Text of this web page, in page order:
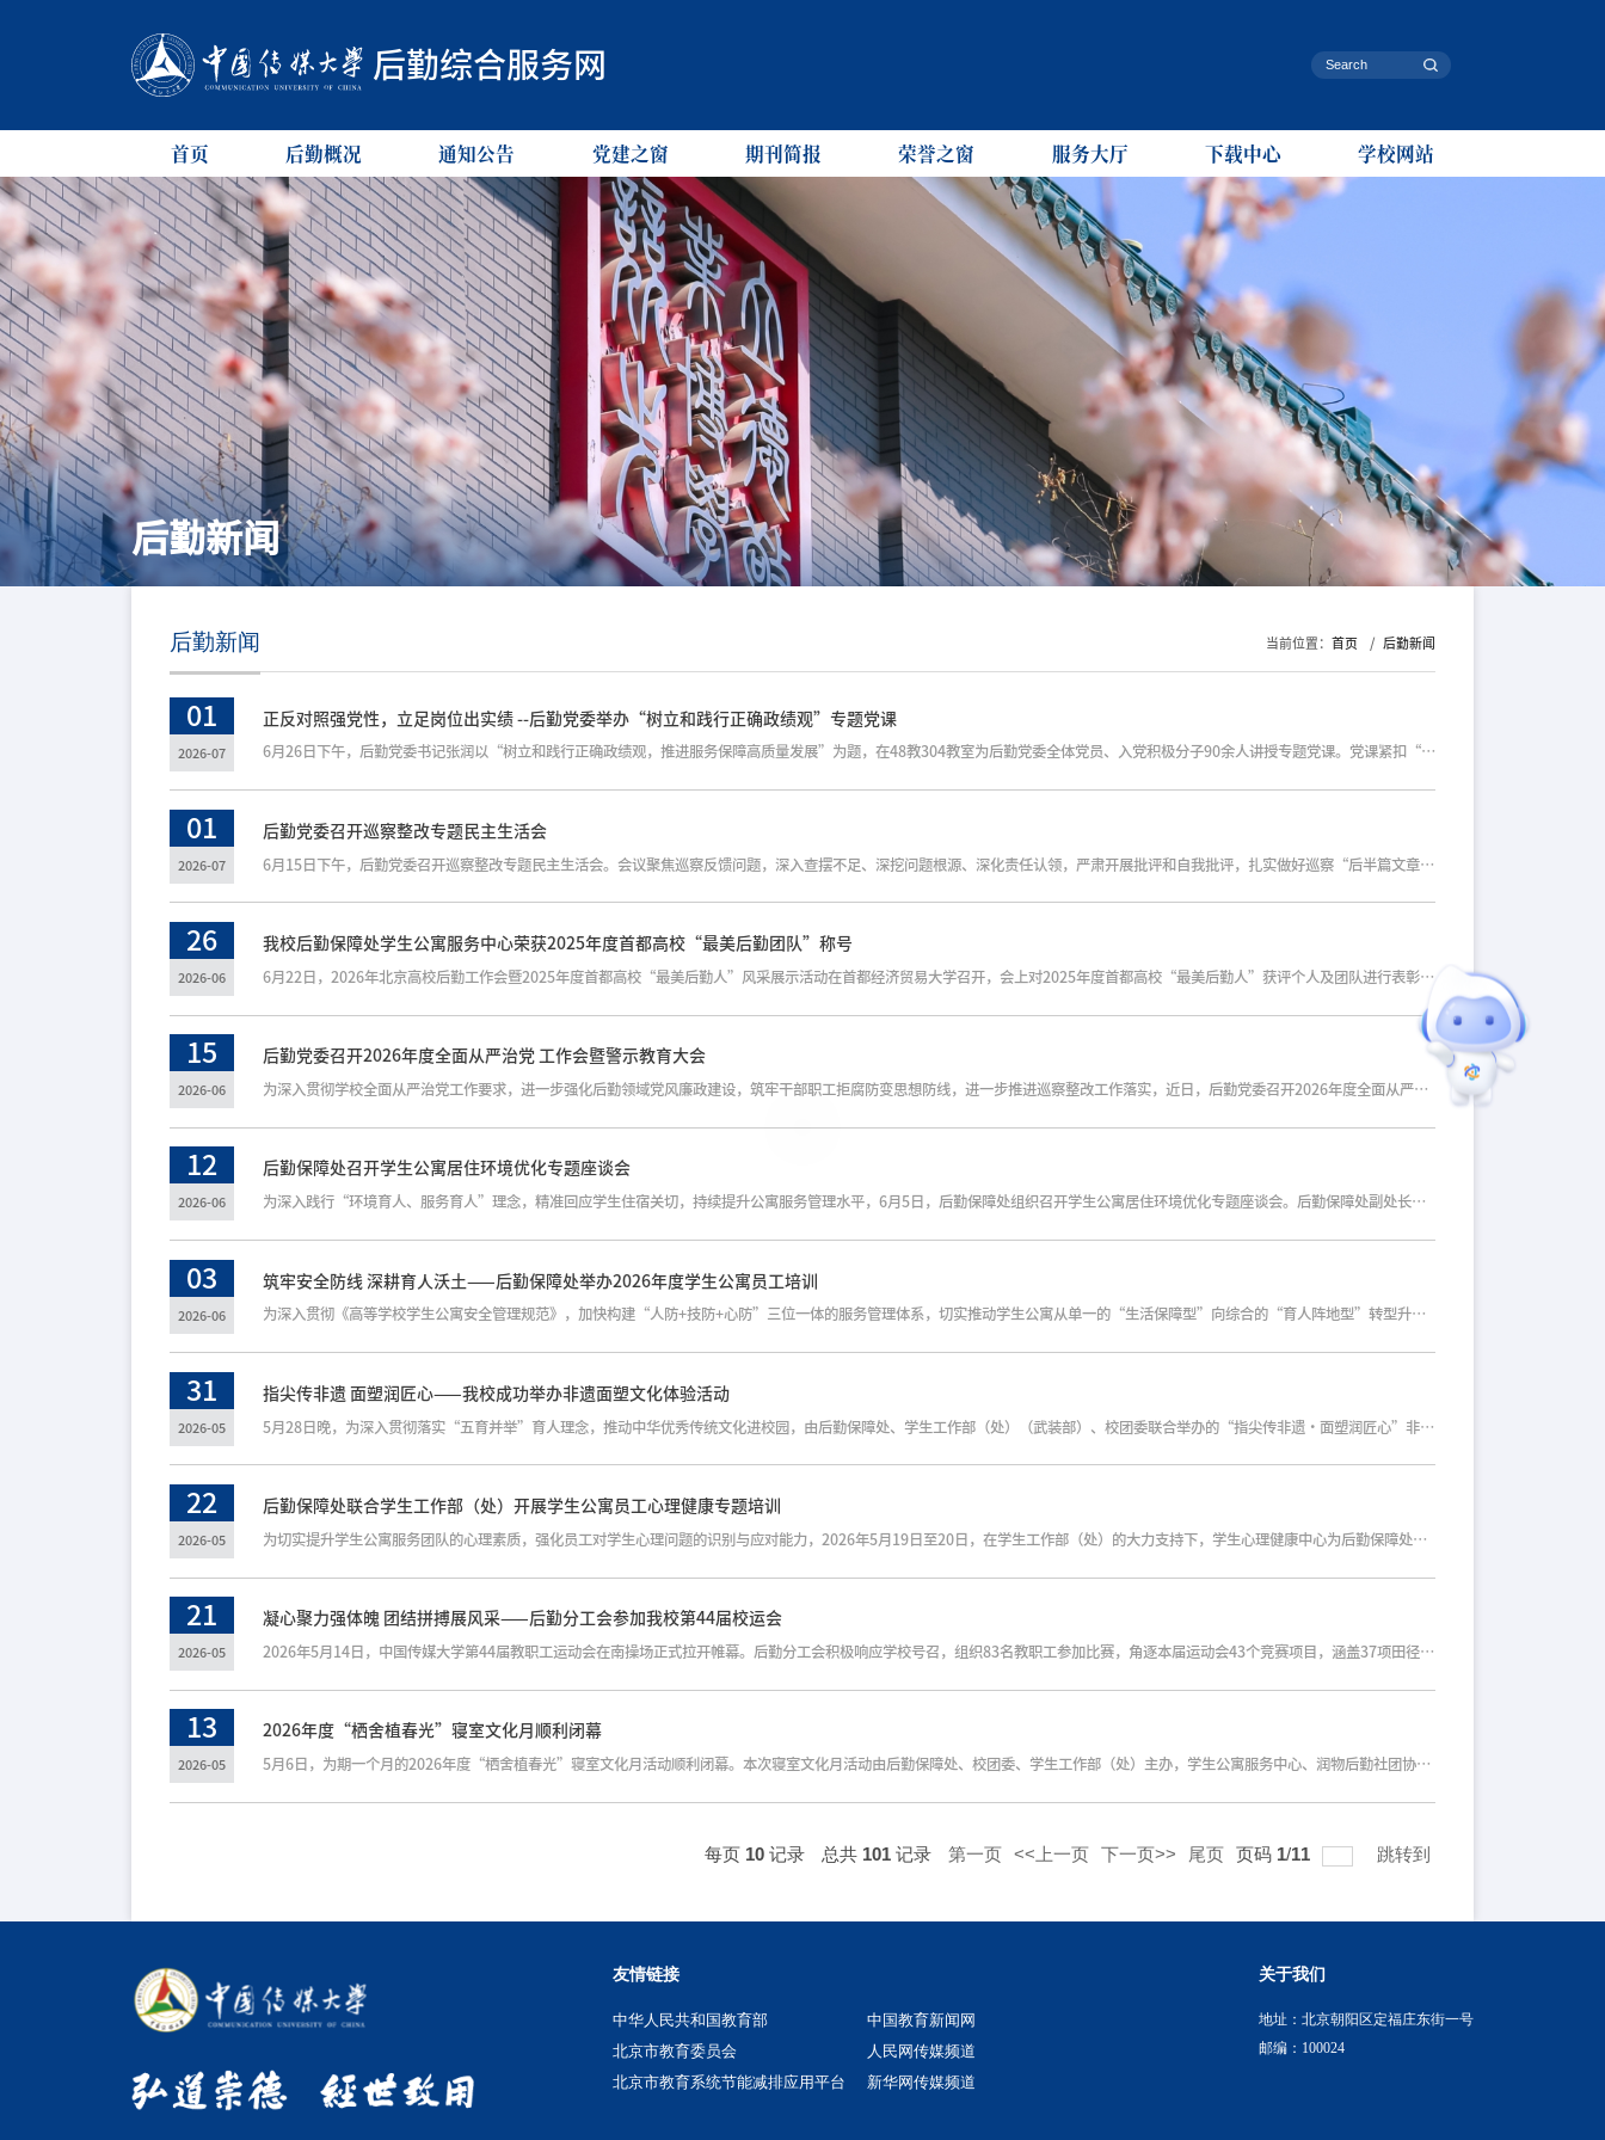
后勤综合服务网
首页 后勤概况 通知公告 党建之窗 期刊简报 荣誉之窗 服务大厅 下载中心 学校网站
后勤新闻
当前位置： 首页 后勤新闻
后勤新闻
01
2026-07
正反对照强党性，立足岗位出实绩 --后勤党委举办“树立和践行正确政绩观”专题党课
6月26日下午，后勤党委书记张润以“树立和践行正确政绩观，推进服务保障高质量发展”为题，在48教304教室为后勤党委全体党员、入党积极分子90余人讲授专题党课。党课紧扣“立党为公、为民造福、科学决策、真抓实干”总要求，系统阐释了正确政绩观的理论内涵与历史脉络。从我国古代政绩观中廉洁奉公、为政以德、以民为本等核心理念，到百年辉煌历程中国共产党政绩观从“为民革命”到“为民造福”的历史演变，进行了全面梳理。授课中，张润书记以周恩来、张思德、焦裕禄、孔繁森、黄文秀等正面先进典型为例，生动诠释了共产党人“全心全意为人民服务”的初心使命和“为民造福是最大政绩”“为官一任，造福一方”的担当作为；重点学习了《共产党员习近平》，习近平总书记入党52年来，始终以共产党员的赤诚之心，践行着“让人民过上好日子”的初心与承诺，为我们更好地服务师生树立了光辉典范。同时，又以地方文旅项目盲目跟风、高校后勤领域违纪违法反面案例为戒，深入剖析政绩观偏差的问题成因、实际危害和防范举措，以案为鉴、以案促治。通过正反对照，深刻警示全体人员：服务保障工作天天与财物打交道，手中的“办事权”绝不可逾越法纪底线；“小吃小喝”往往是“
01
2026-07
后勤党委召开巡察整改专题民主生活会
6月15日下午，后勤党委召开巡察整改专题民主生活会。会议聚焦巡察反馈问题，深入查摆不足、深挖问题根源、深化责任认领，严肃开展批评和自我批评，扎实做好巡察“后半篇文章”。第二巡察组组长李宸屹、副组长王洋、联络员栾天天，党委巡察工作办公室副主任王飞可，校纪委办公室蔡梦迪到会指导。后勤党委书记张润主持会议，后勤保障处处长江帆、校医院副院长董艳平及后勤保障处领导班子成员参加会议。会上，张润代表后勤领导班子作对照检查，从学深悟透、系统谋划、攻坚克难、组织保障等四个方面认真查摆问题，深刻剖析问题根源，明确整改举措。随后，班子成员逐一进行个人对照检查发言，坚持把自己摆进去、把职责摆进去、把工作摆进去。自我批评开门见山、直面问题、不遮不掩，相互批评开诚布公、坦诚中肯、直指要害。会议达到了统一思想、增进团结、改进工作的预期效果。第二巡察组组长李宸屹充分肯定了后勤党委整改工作成效，强调要以刀刃向内的勇气推进整改，针对重难点问题强化机制建设，实行阶段性推进与动态微调相结合，注重形成“党建带工建、工建促党建”的工作格局。副组长王洋指出，整改要善于举一反三，建议客观区分用电发展与浪费的关系，优化节能分析，更安全
26
2026-06
我校后勤保障处学生公寓服务中心荣获2025年度首都高校“最美后勤团队”称号
6月22日，2026年北京高校后勤工作会暨2025年度首都高校“最美后勤人”风采展示活动在首都经济贸易大学召开，会上对2025年度首都高校“最美后勤人”获评个人及团队进行表彰与经验交流，我校后勤保障处学生公寓服务中心荣获“最美后勤团队”称号。校长助理金炜、后勤保障处长江帆出席此次会议。此次荣获首都高校“最美后勤团队”称号，既是对我校学生公寓服务中心长期以来深耕一线、默默奉献的高度肯定，更是对后勤保障处持续深化“服务育人”理念、不断提升治理效能的有力鞭策。一直以来，学生公寓服务中心坚守“安全保障、服务育人”主线，常态化落实公寓巡楼与隐患排查机制，定期开展安全培训、消防演练，多次高效处置公寓突发险情，牢牢守住学生住宿安全底线；团队创新“思政+服务”共建模式，联动培养单位将公寓服务实景转化为思政教育素材，依托“一站式”学生社区、“码上提”诉求平台优化住宿配套服务与办事流程，日常主动为学生提供寻物、送医、衣物缝补等暖心帮扶，以精细化、有温度的服务守护全体学子在校生活。长期以来，后勤保障处在学校党委的统筹领导下，守牢安全底线、优化暖心服务、深耕育人阵地，推动后勤工作从“基础保障型”向“综合育人型
15
2026-06
后勤党委召开2026年度全面从严治党 工作会暨警示教育大会
为深入贯彻学校全面从严治党工作要求，进一步强化后勤领域党风廉政建设，筑牢干部职工拒腐防变思想防线，进一步推进巡察整改工作落实，近日，后勤党委召开2026年度全面从严治党工作会暨警示教育大会。党委常委、副校长李新军，校长助理金炜出席会议。后勤党委委员、纪委委员，各党支部书记、纪检委员，后勤保障处各部门主任，以及负责采购、工程、资产管理等关键岗位人员共计31人参加会议。会议由后勤保障处处长江帆主持。会上，李新军在讲话中充分肯定了后勤保障处在服务保障学校发展大局中取得的成绩，同时也指出了当前后勤在招标采购、工程管理、服务监管等领域面临的挑战与风险。他强调，要高度重视学校巡察发现的四大类、11个主要问题、51个具体问题，认真深入整改，杜绝表面文章。后勤是廉洁问题易发高发领域，全体干部职工要警钟长鸣、引以为戒、洁身自好，不要存有侥幸心理。希望后勤和校医院的干部能够始终坚守忠诚、干净、担当的本色，强化担当、攻坚克难，持续巩固风清气正的良好生态，以全面从严治党的新成效为学校的新征程建设保驾护航，也为学校事业高质量发展提供更加坚实可靠的服务保障。学校纪委副书记、纪委办公室主任闫磊凡对照全校树立和践行正
12
2026-06
后勤保障处召开学生公寓居住环境优化专题座谈会
为深入践行“环境育人、服务育人”理念，精准回应学生住宿关切，持续提升公寓服务管理水平，6月5日，后勤保障处组织召开学生公寓居住环境优化专题座谈会。后勤保障处副处长王莉，学生公寓服务中心、校园管理中心相关负责人，以及来自各学院的23名学生代表，围绕住宿设施升级、居住环境改善、维修服务提质等展开面对面交流。本次座谈会坚持问题导向，校团委学生权益部全程参与支持。会前，学权部牵头开展线上问卷调研，广泛收集学生诉求，累计回收有效问卷130份。相关问题按公寓区域分类梳理、提前对接各公寓区负责人，为会议高效推进做好充分准备。会上，学生代表结合调研结果与住宿体验，就宿舍硬件老化、公共区域管理、报修响应效率及生活配套完善等方面积极建言献策。针对学生代表反映的各类诉求，后勤相关负责人现场逐一回应，并详细介绍后续工作安排。硬件设施提升方面，可立即整改的问题当场落实；公寓整体升级改造已完成统筹规划，将纳入暑期专项工程推进。服务与管理上，后勤保障处将简化报修流程、开设紧急维修绿色通道，同步完善维修回访机制，确保维修服务可追溯、可评价；规范夜间出入管理，推进门禁智能升级；加强公寓卫生保洁与日常消杀，进一步优化居住
03
2026-06
筑牢安全防线 深耕育人沃土——后勤保障处举办2026年度学生公寓员工培训
为深入贯彻《高等学校学生公寓安全管理规范》，加快构建“人防+技防+心防”三位一体的服务管理体系，切实推动学生公寓从单一的“生活保障型”向综合的“育人阵地型”转型升级，2026年5月27日、29日，后勤保障处在博学楼分两批次举办了2026年度学生公寓员工培训。后勤党委书记张润，后勤保障处处长江帆，后勤党委副书记、后勤保障处副处长王莉出席活动，90余名公寓一线员工全员参训。培训开始，江帆作动员讲话。他充分肯定了本次培训的必要性，指出宿管人员身处公寓服务一线，要处置学生各类日常事务和突发情况，这对员工的综合处置能力提出了更加全面的要求。他勉励大家通过培训明晰工作规范、精进业务本领，持续提质增效，不断提升公寓整体服务管理水平。本次培训由学生公寓服务中心主任李宁主持，她结合赴四川大学、四川师范大学的研修经历，深入剖析了我校公寓服务管理的短板，提出要从“被动防守”转向“主动治理”，通过队伍赋能与安全文化建设提升管理效能。随后，中心副主任李嘉伟围绕宿舍安全开展专项培训，强调“预防为主，应急为辅”，结合真实案例详细讲解了消防知识与器材使用，特别强调了应急处置“黄金3分钟”的重要性。在分享环节，中蓝公寓
31
2026-05
指尖传非遗 面塑润匠心——我校成功举办非遗面塑文化体验活动
5月28日晚，为深入贯彻落实“五育并举”育人理念，推动中华优秀传统文化进校园，由后勤保障处、学生工作部（处）（武装部）、校团委联合举办的“指尖传非遗・面塑润匠心”非遗面塑文化体验活动在北苑餐厅顺利开展。后勤党委书记张润、学生工作部（处）（武装部）副部（处）长孙浩、后勤保障处副处长张启锋出席本次活动。共有36名同学全程沉浸式参与，在动手实践中感受非遗魅力，体悟劳动之美。活动采取“理论讲解+实践操作”相结合的模式，营造了浓厚的育人氛围。后勤保障处饮食服务中心厨师长张东伟首先系统讲解了面塑的历史渊源、流派风格及人文内涵，并巧妙结合中华传统饮食文化，科普了面食知识与和面、发酵、包馅等实用技巧。在实操环节，张东伟通过分步拆解与细致示范，指导同学们运用揉、捏、压、塑等技法，创作出内含香甜豆沙的熊猫、刺猬等萌趣面塑。现场厨师们穿梭于学生之间开展一对一指导，在传授技艺的同时，也将精益求精的劳动态度潜移默化地传递给大家。利用蒸制面塑的间隙，老师还带领同学们制作了逼真的玫瑰花面塑，进一步丰富了创作体验。当热气腾腾的面塑新鲜出炉，同学们品尝着自己亲手制作的劳动成果，清甜的口感收获了一致好评，为非遗体验增添了
22
2026-05
后勤保障处联合学生工作部（处）开展学生公寓员工心理健康专题培训
为切实提升学生公寓服务团队的心理素质，强化员工对学生心理问题的识别与应对能力，2026年5月19日至20日，在学生工作部（处）的大力支持下，学生心理健康中心为后勤保障处学生公寓服务中心员工开展心理健康专题培训活动，90余名公寓一线员工走进“心港湾”参加培训。为确保培训贴合岗位实际，学生心理健康中心结合公寓员工日常工作特点，量身定制培训内容，精心设计活动形式，统筹安排两天时间分批次有序组织参训员工开展学习，全方位保障培训质量与现场成效。活动开始，由柳佳老师带队，组织参训员工实地参观“心港湾”，直观了解功能布局、服务模式与育人定位。随后，陈小晨、路智鹏两位老师在团体教室开展《大学生心理危机的识别与应对》专题授课。围绕心理危机识别与干预的核心知识、关键技巧展开详细讲解，引导公寓员工立足本职岗位，主动关心关爱学生，及时回应学生日常需求。同时，培训还系统讲解了日常沟通技巧、突发事件的应对方法，内容紧密贴合公寓日常管理场景，具有较强的实操性与指导性。专题授课结束后，陈小晨、路智鹏两位老师在“心港湾”活力广场组织了心理互动体验活动。参训员工积极参与、沉浸式感受，在轻松愉悦的氛围中有效释放了工作压力、
21
2026-05
凝心聚力强体魄 团结拼搏展风采——后勤分工会参加我校第44届校运会
2026年5月14日，中国传媒大学第44届教职工运动会在南操场正式拉开帷幕。后勤分工会积极响应学校号召，组织83名教职工参加比赛，角逐本届运动会43个竞赛项目，涵盖37项田径及游泳单项和6项趣味团体项目。后勤健儿积极参与、全力投入，以日常服务保障的踏实作风奔赴赛场，在竞技比拼与集体协作中，展现出后勤队伍质朴务实、凝心聚力、勇于拼搏的精神风貌。运动会开幕式方阵入场环节，后勤分工会队伍英姿飒爽、队列齐整，精神状态饱满昂扬。大家以矫健整齐的步伐、豪迈端庄的仪态亮相入场式，既展现出后勤职工扎根校园服务一线、坚守岗位履职尽责的敬业爱岗本色，也彰显出心系学校、服务师生的协同奋进底色，成为开幕式中一道沉稳大气、独具风采的风景。赛场内外，参赛教职工秉持重在参与、挑战自我的决心全力以赴，田径赛场与游泳池边相映成辉，竞技拼搏与团队协作相融共促，无论是田径赛场的速度耐力与力量技巧，还是游泳选手的劈波斩浪，再有趣味集体项目的默契配合、聚力向前，处处尽显后勤人顽强拼搏、团结共进的争先作风。各类竞技项目奋勇比拼、全力参与，尽显昂扬姿态；六大趣味团体项目凝心聚力、配合默契，各组队员步调统一、协作并进，实操项目尽显过
13
2026-05
2026年度“栖舍植春光”寝室文化月顺利闭幕
5月6日，为期一个月的2026年度“栖舍植春光”寝室文化月活动顺利闭幕。本次寝室文化月活动由后勤保障处、校团委、学生工作部（处）主办，学生公寓服务中心、润物后勤社团协办，以“植绿筑安、凝心育人”为主线，围绕“栖舍植春光”主题，设置收纳培训、特色寝室评比、优秀宿管评选、春日花朝游园、宿舍故事征文等多项特色环节，吸引了众多师生积极参与，为校园文化生活增添了别样风采。在收纳培训活动中，专业生活整理师团队开展专题授课，面向学生传授宿舍空间归整、物品收纳实用技巧；之后在校内公寓、中蓝公寓、梆子井公寓设立可供实地观摩的宿舍样板间，通过场景教学、实操体验，引导同学们养成卫生整洁收纳、自我服务的良好生活习惯。期间，党委常委、副校长李新军，校长助理金炜一同深入学生宿舍现场指导。在春日花朝游园活动中，李新军、金炜到场参与活动，驻足详细了解活动开展细节，与现场同学亲切互动交流，并为同学们写下春日寄语，勉励大家亲近自然、热爱生活、共建美好校园。六大创意打卡点巧妙布局，同学们在花草拓印、绿植认领、闲置交换、手工花艺等活动中感受春光浪漫，还有集章兑奖环节增添乐趣，展现了中传学子灵动创意、变废为宝的积极生活态度。特
每页 10 记录 总共 101 记录 第一页 <<上一页 下一页>> 尾页 页码 1/11 跳转到
友情链接
中华人民共和国教育部
中国教育新闻网
北京市教育委员会
人民网传媒频道
北京市教育系统节能减排应用平台
新华网传媒频道
关于我们
地址：北京朝阳区定福庄东街一号
邮编：100024